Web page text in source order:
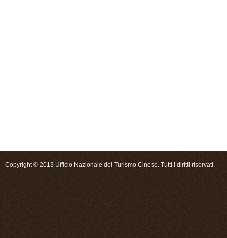
Copyright © 2013 Ufficio Nazionale del Turismo Cinese. Tutti i diritti riservati.